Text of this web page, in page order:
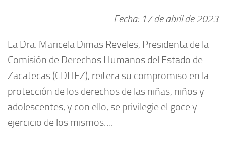
Fecha: 17 de abril de 2023
La Dra. Maricela Dimas Reveles, Presidenta de la
Comisión de Derechos Humanos del Estado de
Zacatecas (CDHEZ), reitera su compromiso en la
protección de los derechos de las niñas, niños y
adolescentes, y con ello, se privilegie el goce y
ejercicio de los mismos….